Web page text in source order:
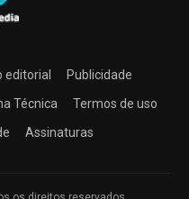
editorial
Publicidade
Técnica
Termos de uso
Assinaturas